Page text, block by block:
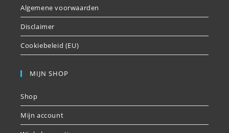
Algemene voorwaarden
Disclaimer
Cookiebeleid (EU)
MIJN SHOP
Shop
Mijn account